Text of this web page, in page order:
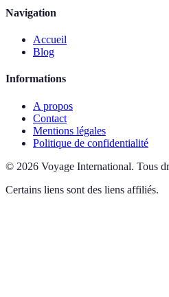
Navigation
Accueil
Blog
Informations
A propos
Contact
Mentions légales
Politique de confidentialité
© 2026 Voyage International. Tous
Certains liens sont des liens affiliés.